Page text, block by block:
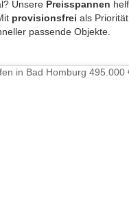
Unsere Preisspannen
provisionsfrei als
passende Objekte.